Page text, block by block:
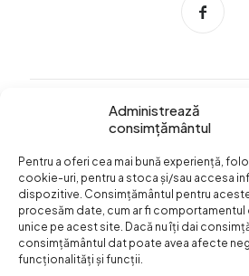
Administrează
consimțământul
Pentru a oferi cea mai bună experiență,
cookie-uri, pentru a stoca și/sau accesa
dispozitive. Consimțământul pentru
procesăm date, cum ar fi comportamentul
unice pe acest site. Dacă nu îți dai
consimțământul dat poate avea afecte
funcționalități și funcții.
Termeni si conditii
Confidentialitatea
datelor
Livrare si plata